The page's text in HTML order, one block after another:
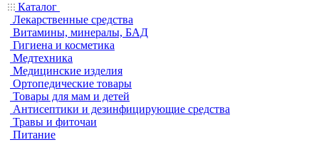
Каталог
Лекарственные средства
Витамины, минералы, БАД
Гигиена и косметика
Медтехника
Медицинские изделия
Ортопедические товары
Товары для мам и детей
Антисептики и дезинфицирующие средства
Травы и фиточаи
Питание